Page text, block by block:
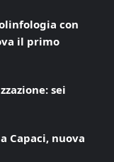
con
il primo
sei
Capaci, nuova